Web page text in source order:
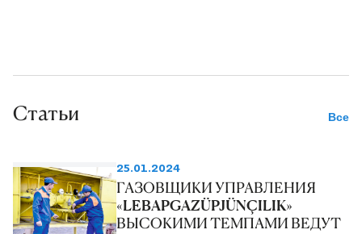
Статьи Все
25.01.2024
ГАЗОВЩИКИ УПРАВЛЕНИЯ
«LEBAPGAZÜPJÜNÇILIK»
ВЫСОКИМИ ТЕМПАМИ ВЕДУТ